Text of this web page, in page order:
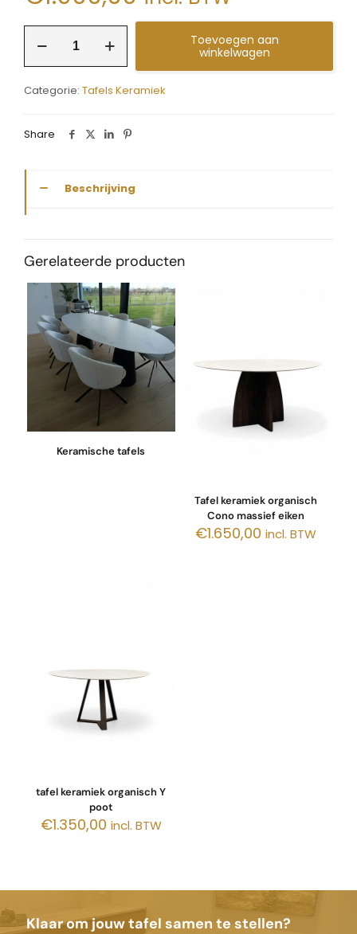
keramiek
fout
Novaro
Toevoegen aan
winkelwagen
Categorie: Tafels Keramiek
Share
Beschrijving
Gerelateerde producten
Keramische tafels
Tafel keramiek organisch
Cono massief eiken
€1.650,00 incl. BTW
tafel keramiek organisch Y
poot
€1.350,00 incl. BTW
Klaar om jouw tafel samen te stellen?